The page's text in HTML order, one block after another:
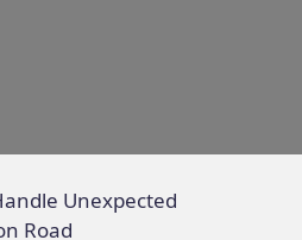
Unexpected
Road